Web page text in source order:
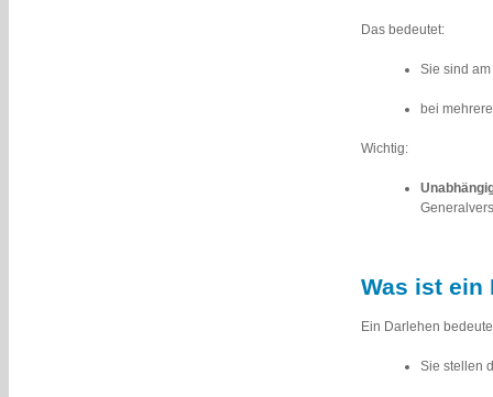
Das bedeutet:
Sie sind
bei
Wichtig:
Was ist ein
Ein Darlehen
Sie stellen